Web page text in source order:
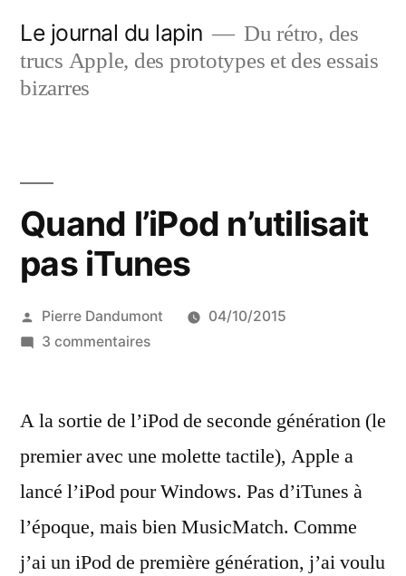
contenu
Le journal du lapin
Du rétro, des
trucs Apple, des prototypes et des essais
bizarres
Quand l’iPod n’utilisait
pas iTunes
Publié
par
Pierre Dandumont
04/10/2015
3 commentairessur
n’utilisait
iTunes
A la sortie de l’iPod de seconde génération (le
premier avec une molette tactile), Apple a
lancé l’iPod pour Windows. Pas d’iTunes à
l’époque, mais bien MusicMatch. Comme
j’ai un iPod de première génération, j’ai voulu